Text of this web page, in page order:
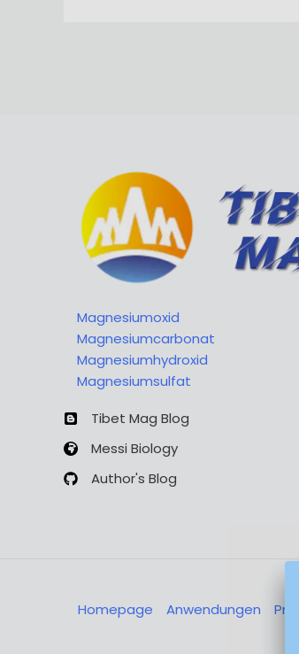
Magnesiumoxid
Magnesiumcarbonat
Magnesiumhydroxid
Magnesiumsulfat
Tibet Mag Blog
Messi Biology
Author's Blog
Homepage Anwendungen